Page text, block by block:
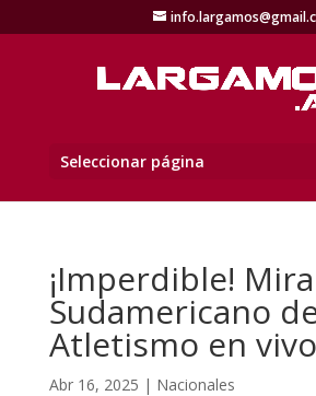
Seleccionar página
¡Imperdible!
Sudamericano
Atletismo en vivo
Abr 16, 2025 | Nacionales